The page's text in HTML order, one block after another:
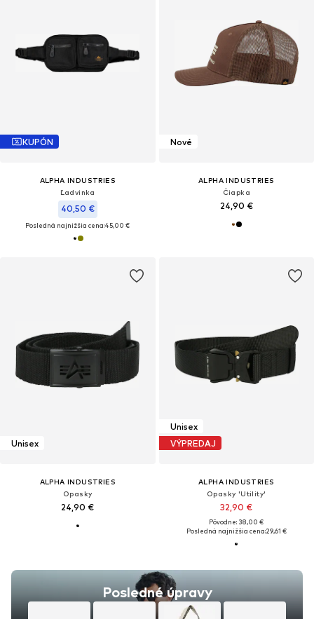
KUPÓN
ALPHA INDUSTRIES
Ľadvinka
40,50 €
Posledná najnižšia cena:45,00 €
Nové
ALPHA INDUSTRIES
Čiapka
24,90 €
Unisex
ALPHA INDUSTRIES
Opasky
24,90 €
Posledné úpravy
Unisex
VÝPREDAJ
ALPHA INDUSTRIES
Opasky 'Utility'
32,90 €
Pôvodne: 38,00 €
Posledná najnižšia cena:29,61 €